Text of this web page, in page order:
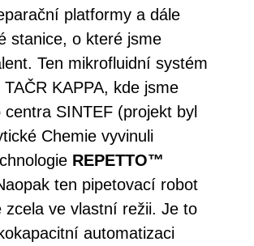
platformy a dále
stanice, o které jsme
Ten mikrofluidní systém
KAPPA, kde jsme
SINTEF (projekt byl
Chemie vyvinuli
REPETTO™
ten pipetovací robot
ve vlastní režii. Je to
automatizaci